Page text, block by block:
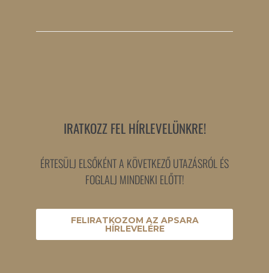
IRATKOZZ FEL HÍRLEVELÜNKRE!
ÉRTESÜLJ ELSŐKÉNT A KÖVETKEZŐ UTAZÁSRÓL ÉS
FOGLALJ MINDENKI ELŐTT!
FELIRATKOZOM AZ APSARA
HÍRLEVELÉRE